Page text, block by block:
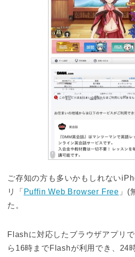
ご存知の方も多いかもしれない
リ「 Puffin Web Browser Free 」(
た。
Flashに対応したブラウザアプリ
ら16時までFlashが利用でき、24